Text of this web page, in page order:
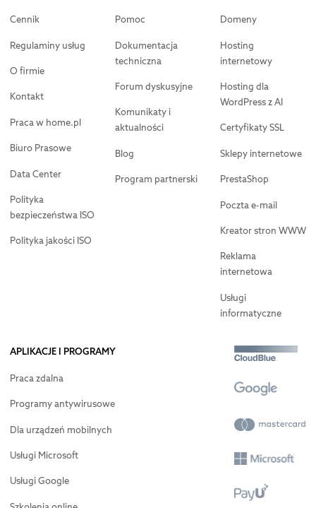
Cennik
Regulaminy usług
O firmie
Kontakt
Praca w home.pl
Biuro Prasowe
Data Center
Polityka
bezpieczeństwa ISO
Polityka jakości ISO
Pomoc
Dokumentacja
techniczna
Forum dyskusyjne
Komunikaty i
aktualności
Blog
Program partnerski
Domeny
Hosting
internetowy
Hosting dla
WordPress z AI
Certyfikaty SSL
Sklepy internetowe
PrestaShop
Poczta e-mail
Kreator stron WWW
Reklama
internetowa
Usługi
informatyczne
APLIKACJE I PROGRAMY
Praca zdalna
Programy antywirusowe
Dla urządzeń mobilnych
Usługi Microsoft
Usługi Google